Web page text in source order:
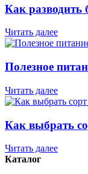
Как разводить
Читать далее
Полезное
Читать далее
Как выбрать
Читать далее
Каталог